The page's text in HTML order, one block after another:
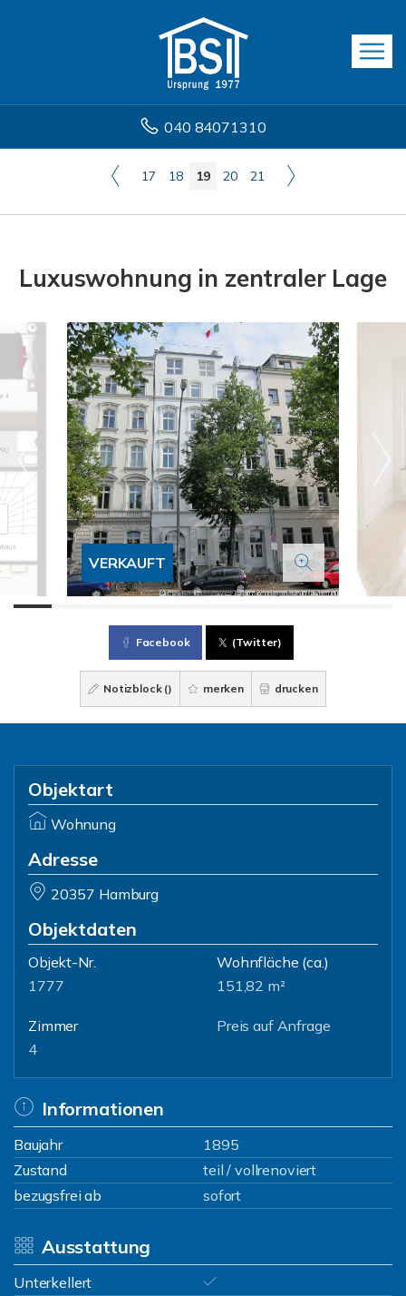
040 84071310
17 18 19 20 21
Luxuswohnung in zentraler Lage
VERKAUFT
Facebook (Twitter)
Notizblock () merken drucken
Objektart
Wohnung
Adresse
20357 Hamburg
Objektdaten
Objekt-Nr.
1777
Wohnfläche (ca.)
151,82 m²
Zimmer
4
Preis auf Anfrage
Informationen
Baujahr
1895
Zustand
teil / vollrenoviert
bezugsfrei ab
sofort
Ausstattung
Unterkellert